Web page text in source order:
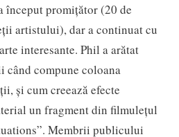
început promițător (20 de
artistului), dar a continuat cu
interesante. Phil a arătat
când compune coloana
și cum creează efecte
un fragment din filmulețul
Membrii publicului